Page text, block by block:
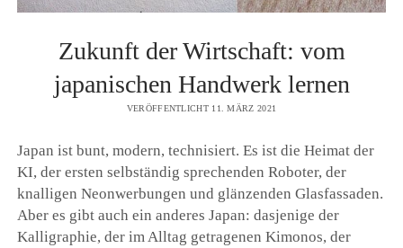
Zukunft der Wirtschaft: vom
japanischen Handwerk lernen
VERÖFFENTLICHT 11. MÄRZ 2021
Japan ist bunt, modern, technisiert. Es ist die Heimat der
KI, der ersten selbständig sprechenden Roboter, der
knalligen Neonwerbungen und glänzenden Glasfassaden.
Aber es gibt auch ein anderes Japan: dasjenige der
Kalligraphie, der im Alltag getragenen Kimonos, der